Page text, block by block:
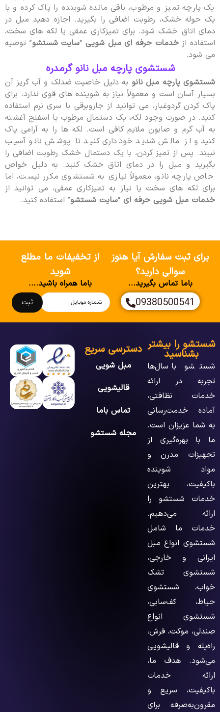
یک پارچه تمیز و مرطوب، باقی مانده شوینده را پاک کرده و با
یک حوله خشک، رطوبت اضافی را بگیرید. اجازه دهید مبل در
دمای اتاق خشک شود. برای تمیزکاری عمقی یا لکه های سخت،
استفاده از خدمات حرفه ای مبل شویی“ سایت شستشو” توصیه
می شود.
شستشوی پارچه مبل نانو گرمدره
شستشوی پارچه مبل نانوبه دلیل خاصیت ضدلک و آب گریز آن
بسیار آسان است و معمولاً نیاز به شوینده های قوی ندارد. برای
پاک کردن گردوغبار، می توانید از جاروبرقی با سری نرم استفاده
کنید. در صورت وجود لکه، یک دستمال مرطوب یا اسفنج آغشته
به آب گرم و صابون ملایم کافی است. لکه ها را به آرامی پاک
کنید و از مالش شدید خودداری کنید تا پوشش نانو آسیب
نبیند. پس از تمیز کردن، با یک دستمال خشک رطوبت اضافی را
بگیرید و مبل را در دمای اتاق خشک کنید. به دلیل خواص
خاص پارچه نانو، معمولاً نیازی به شستشوی مکرر نیست، اما
برای لکه های سخت یا نیاز به تمیزکاری عمقی، می توانید از
خدمات مبل شویی حرفه ای“ سایت شستشو” استفاده کنید.
برای ثبت سفارش آیا هنوز
سوالی دارید؟
باما تماس بگیرید...
09380500541
از تخفیفات ما مطلع
شوید
باما همراه باشید....
ثبت
شستشو را بیشتر
بشناسید
شستشو با سال‌ها
تجربه در ارائه
خدمات نظافتی،
آماده خدمت‌رسانی
به شما عزیزان است.
ما با بهره‌گیری از
تجهیزات مدرن و
مواد شوینده
باکیفیت، بهترین
خدمات شستشو را
ارائه می‌دهیم.
خدمات ما شامل
شستشوی انواع مبل
ایرانی و خارجی،
شستشوی تشک
خواب، شستشوی
حیاط، کف‌سابی،
شستشوی انواع
صندلی، موکت، فرش،
راه‌پله و قالیشویی
می‌شود. هدف ما،
ارائه خدمات
باکیفیت، سریع و
مقرون‌به‌صرفه برای
دسترسی سریع
مبل شویی
قالیشویی
تماس باما
مجله شستشو